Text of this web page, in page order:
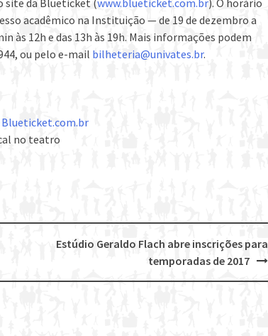
acadêmico na Instituição — de 19 de dezembro a
às 12h e das 13h às 19h. Mais informações podem
ou pelo e-mail bilheteria@univates.br.
Blueticket.com.br
no teatro
Estúdio Geraldo Flach abre inscrições para
temporadas de 2017